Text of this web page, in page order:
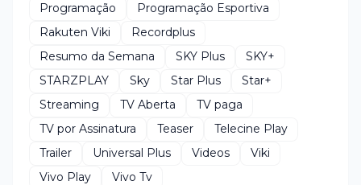
Programação
Programação Esportiva
Rakuten Viki
Recordplus
Resumo da Semana
SKY Plus
SKY+
STARZPLAY
Sky Star Plus
Star+
Streaming
TV Aberta
TV paga
TV por Assinatura
Teaser
Telecine Play
Trailer
Universal Plus Videos
Viki
Vivo Play
Vivo Tv